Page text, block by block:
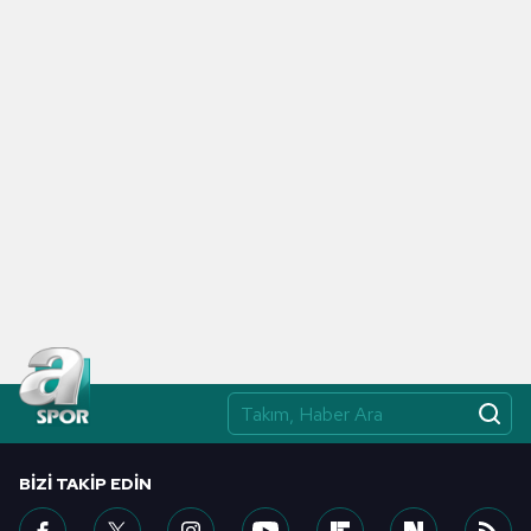
hazırlanmış Aydınlatma Metnimizi okumak ve sitemizde
ilgili mevzuata uygun olarak kullanılan çerezlerle ilgili bilgi
almak için lütfen
.
BIZI TAKIP EDIN